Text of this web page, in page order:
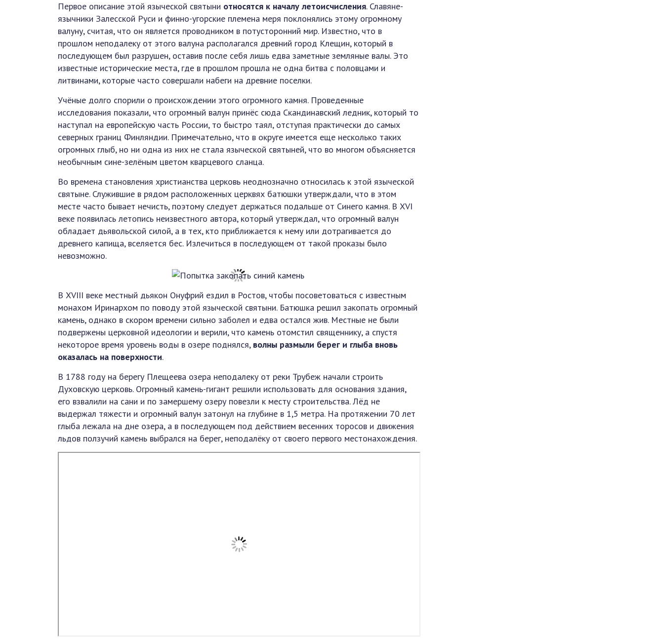
Первое описание этой языческой святыни относятся к началу летоисчисления. Славяне-
язычники Залесской Руси и финно-угорские племена меря поклонялись этому огромному
валуну, считая, что он является проводником в потусторонний мир. Известно, что в
прошлом неподалеку от этого валуна располагался древний город Клещин, который в
последующем был разрушен, оставив после себя лишь едва заметные земляные валы. Это
известные исторические места, где в прошлом прошла не одна битва с половцами и
литвинами, которые часто совершали набеги на древние поселки.
Учёные долго спорили о происхождении этого огромного камня. Проведенные
исследования показали, что огромный валун принёс сюда Скандинавский ледник, который то
наступал на европейскую часть России, то быстро таял, отступая практически до самых
северных границ Финляндии. Примечательно, что в округе имеется еще несколько таких
огромных глыб, но ни одна из них не стала языческой святыней, что во многом объясняется
необычным сине-зелёным цветом кварцевого сланца.
Во времена становления христианства церковь неоднозначно относилась к этой языческой
святыне. Служившие в рядом расположенных церквях батюшки утверждали, что в этом
месте часто бывает нечисть, поэтому следует держаться подальше от Синего камня. В XVI
веке появилась летопись неизвестного автора, который утверждал, что огромный валун
обладает дьявольской силой, а в тех, кто приближается к нему или дотрагивается до
древнего капища, вселяется бес. Излечиться в последующем от такой проказы было
невозможно.
В XVIII веке местный дьякон Онуфрий ездил в Ростов, чтобы посоветоваться с известным
монахом Иринархом по поводу этой языческой святыни. Батюшка решил закопать огромный
камень, однако в скором времени сильно заболел и едва остался жив. Местные не были
подвержены церковной идеологии и верили, что камень отомстил священнику, а спустя
некоторое время уровень воды в озере поднялся, волны размыли берег и глыба вновь
оказалась на поверхности.
В 1788 году на берегу Плещеева озера неподалеку от реки Трубеж начали строить
Духовскую церковь. Огромный камень-гигант решили использовать для основания здания,
его взвалили на сани и по замершему озеру повезли к месту строительства. Лёд не
выдержал тяжести и огромный валун затонул на глубине в 1,5 метра. На протяжении 70 лет
глыба лежала на дне озера, а в последующем под действием весенних торосов и движения
льдов ползучий камень выбрался на берег, неподалёку от своего первого местонахождения.